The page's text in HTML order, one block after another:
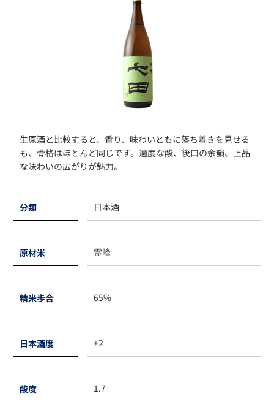
生原酒と比較すると、香り、味わいともに落ち着きを見せる
も、骨格はほとんど同じです。適度な酸、後口の余韻、上品
な味わいの広がりが魅力。
分類 日本酒
原材米 霊峰
精米歩合 65%
日本酒度 +2
酸度 1.7